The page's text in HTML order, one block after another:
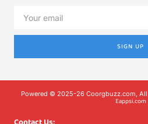
SIGN UP
Powered © 2025-26 Coorgbuzz.com,
Eappsi.com